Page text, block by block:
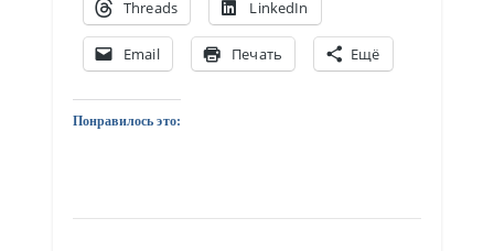
Threads LinkedIn
Email Печать Ещё
Понравилось это: